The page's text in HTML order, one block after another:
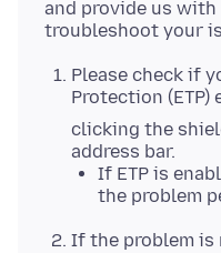
and provide us
Please check if
Protection (ETP)
clicking the
address bar.
If ETP is
the problem
If the problem